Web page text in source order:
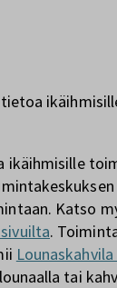
ikäihmisille
Katso
.
tai